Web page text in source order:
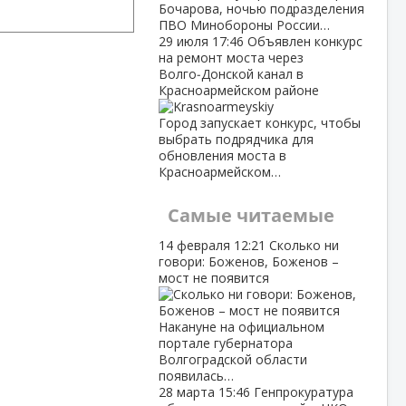
Бочарова, ночью подразделения
ПВО Минобороны России…
29 июля 17:46 Объявлен конкурс
на ремонт моста через
Волго‑Донской канал в
Красноармейском районе
Город запускает конкурс, чтобы
выбрать подрядчика для
обновления моста в
Красноармейском…
Самые читаемые
14 февраля 12:21 Сколько ни
говори: Боженов, Боженов –
мост не появится
Накануне на официальном
портале губернатора
Волгоградской области
появилась…
28 марта 15:46 Генпрокуратура